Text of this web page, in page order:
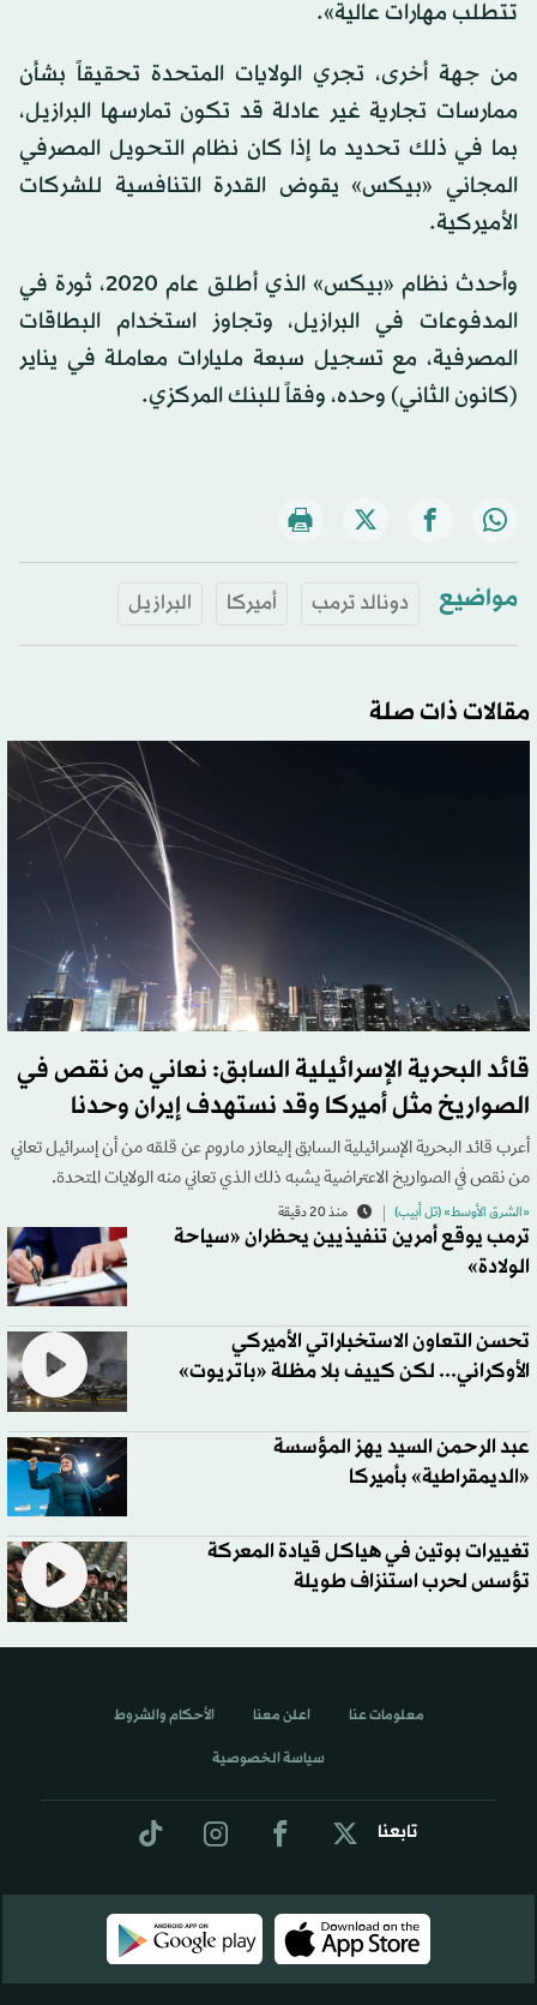
تتطلب مهارات عالية».
من جهة أخرى، تجري الولايات المتحدة تحقيقاً بشأن
ممارسات تجارية غير عادلة قد تكون تمارسها البرازيل،
بما في ذلك تحديد ما إذا كان نظام التحويل المصرفي
المجاني «بيكس» يقوض القدرة التنافسية للشركات
الأميركية.
وأحدث نظام «بيكس» الذي أطلق عام 2020، ثورة في
المدفوعات في البرازيل، وتجاوز استخدام البطاقات
المصرفية، مع تسجيل سبعة مليارات معاملة في يناير
(كانون الثاني) وحده، وفقاً للبنك المركزي.
مواضيع دونالد ترمب أميركا البرازيل
مقالات ذات صلة
قائد البحرية الإسرائيلية السابق: نعاني من نقص في
الصواريخ مثل أميركا وقد نستهدف إيران وحدنا
أعرب قائد البحرية الإسرائيلية السابق إليعازر ماروم عن قلقه من أن إسرائيل تعاني
من نقص في الصواريخ الاعتراضية يشبه ذلك الذي تعاني منه الولايات المتحدة.
«الشرق الأوسط» (تل أبيب) منذ 20 دقيقة
ترمب يوقع أمرين تنفيذيين يحظران «سياحة
الولادة»
تحسن التعاون الاستخباراتي الأميركي
الأوكراني... لكن كييف بلا مظلة «باتريوت»
عبد الرحمن السيد يهز المؤسسة
«الديمقراطية» بأميركا
تغييرات بوتين في هياكل قيادة المعركة
تؤسس لحرب استنزاف طويلة
تابعنا
معلومات عنا اعلن معنا الأحكام والشروط
سياسة الخصوصية